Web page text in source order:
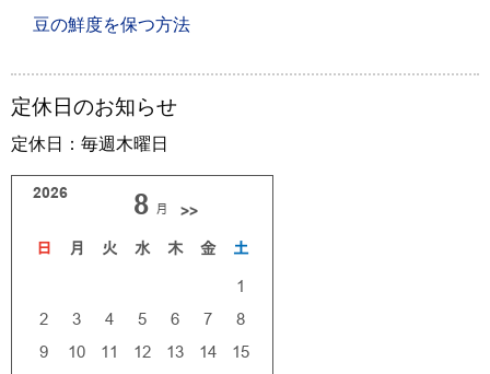
豆の鮮度を保つ方法
定休日のお知らせ
定休日：毎週木曜日